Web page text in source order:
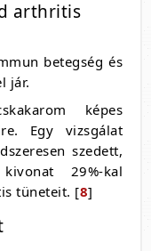
arthritis
betegség és
jár.
képes
Egy vizsgálat
szedett,
29%-kal
tüneteit. [8]